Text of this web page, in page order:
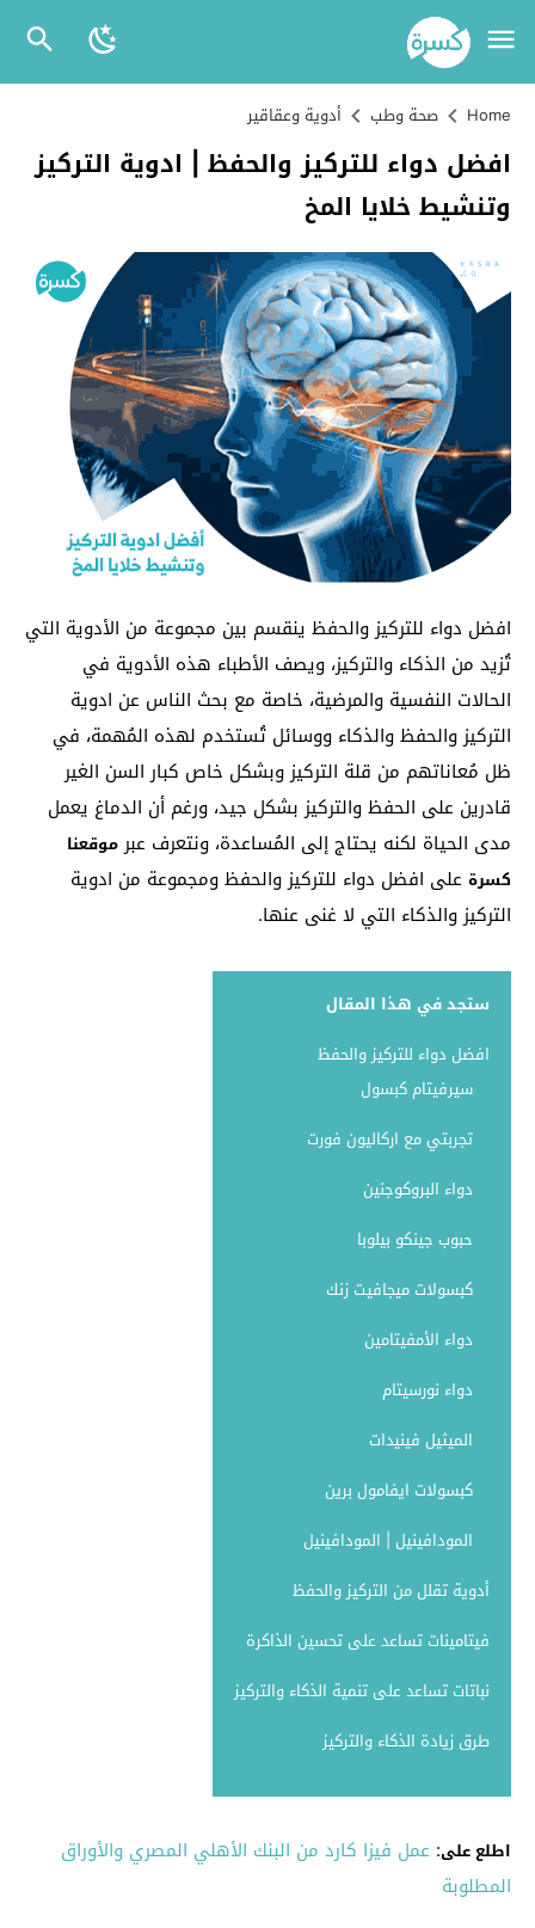
Home صحة وطب أدوية وعقاقير
افضل دواء للتركيز والحفظ | ادوية التركيز
وتنشيط خلايا المخ
افضل دواء للتركيز والحفظ ينقسم بين مجموعة من الأدوية التي
تُزيد من الذكاء والتركيز، ويصف الأطباء هذه الأدوية في
الحالات النفسية والمرضية، خاصة مع بحث الناس عن ادوية
التركيز والحفظ والذكاء ووسائل تُستخدم لهذه المُهمة، في
ظل مُعاناتهم من قلة التركيز وبشكل خاص كبار السن الغير
قادرين على الحفظ والتركيز بشكل جيد، ورغم أن الدماغ يعمل
مدى الحياة لكنه يحتاج إلى المُساعدة، ونتعرف عبر موقعنا
كسرة على افضل دواء للتركيز والحفظ ومجموعة من ادوية
التركيز والذكاء التي لا غنى عنها.
ستجد في هذا المقال
افضل دواء للتركيز والحفظ
سيرفيتام كبسول
تجربتي مع اركاليون فورت
دواء البروكوجنين
حبوب جينكو بيلوبا
كبسولات ميجافيت زنك
دواء الأمفيتامين
دواء نورسيتام
الميثيل فينيدات
كبسولات ايفامول برين
المودافينيل | المودافينيل
أدوية تقلل من التركيز والحفظ
فيتامينات تساعد على تحسين الذاكرة
نباتات تساعد على تنمية الذكاء والتركيز
طرق زيادة الذكاء والتركيز
اطلع على: عمل فيزا كارد من البنك الأهلي المصري والأوراق
المطلوبة